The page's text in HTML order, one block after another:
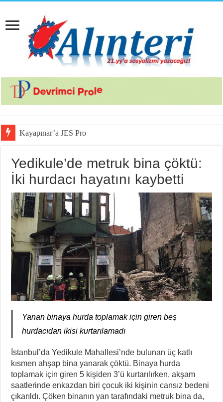
Kayapınar’a JES Projesi için J
Yedikule’de metruk bina çöktü:
İki hurdacı hayatını kaybetti
Yanan binaya hurda toplamak için giren beş
hurdacıdan ikisi kurtarılamadı
İstanbul’da Yedikule Mahallesi’nde bulunan üç katlı
kısmen ahşap bina yanarak çöktü. Binaya hurda
toplamak için giren 5 kişiden 3’ü kurtarılırken, akşam
saatlerinde enkazdan biri çocuk iki kişinin cansız bedeni
çıkarıldı. Çöken binanın yan tarafındaki metruk bina da,